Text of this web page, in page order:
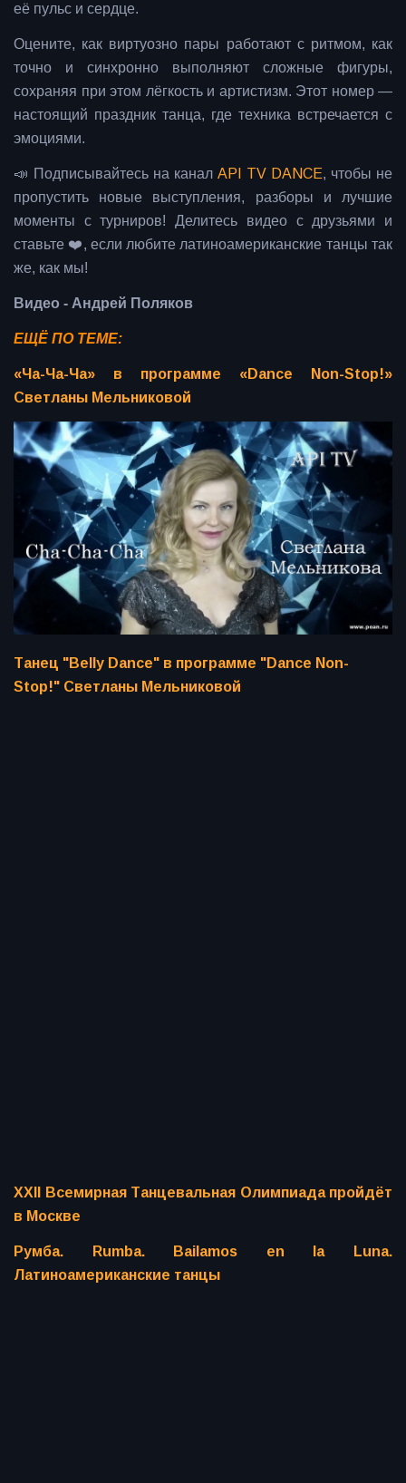
её пульс и сердце.
Оцените, как виртуозно пары работают с ритмом, как
точно и синхронно выполняют сложные фигуры,
сохраняя при этом лёгкость и артистизм. Этот номер —
настоящий праздник танца, где техника встречается с
эмоциями.
📣 Подписывайтесь на канал API TV DANCE, чтобы не
пропустить новые выступления, разборы и лучшие
моменты с турниров! Делитесь видео с друзьями и
ставьте ❤️, если любите латиноамериканские танцы так
же, как мы!
Видео - Андрей Поляков
ЕЩЁ ПО ТЕМЕ:
«Ча-Ча-Ча» в программе «Dance Non-Stop!»
Светланы Мельниковой
Танец "Belly Dance" в программе "Dance Non-
Stop!" Светланы Мельниковой
XXII Всемирная Танцевальная Олимпиада пройдёт
в Москве
Румба. Rumba. Bailamos en la Luna.
Латиноамериканские танцы